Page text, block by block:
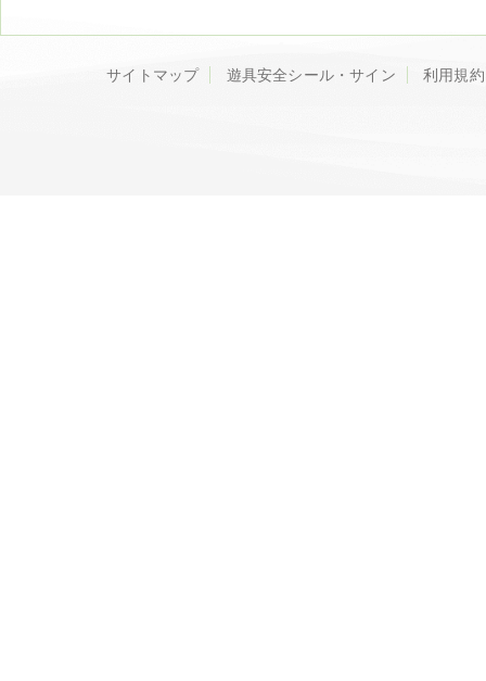
サイトマップ 遊具安全シール・サイン 利用規約